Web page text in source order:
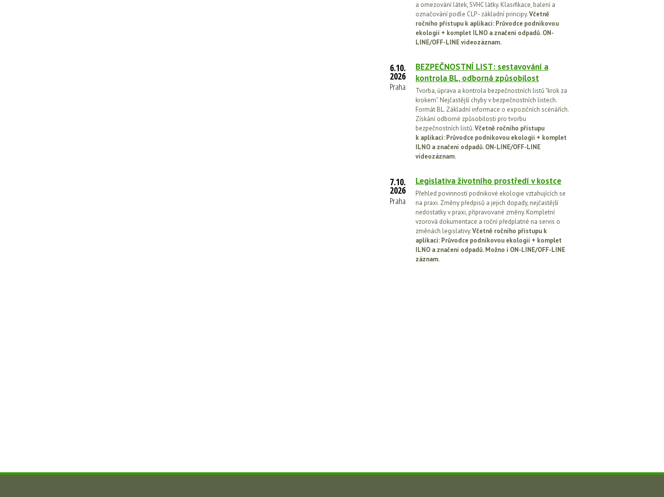
a omezování látek, SVHC látky. Klasifikace, balení a
označování podle CLP - základní principy.Včetně
ročního přístupu k aplikaci: Průvodce podnikovou
ekologií + komplet ILNO a značení odpadů. ON-
LINE/OFF-LINE videozáznam.
6.10.
2026
Praha
BEZPEČNOSTNÍ LIST: sestavování a
kontrola BL, odborná způsobilost
Tvorba, úprava a kontrola bezpečnostních listů "krok za
krokem". Nejčastější chyby v bezpečnostních listech.
Formát BL. Základní informace o expozičních scénářích.
Získání odborné způsobilosti pro tvorbu
bezpečnostních listů.Včetně ročního přístupu
k aplikaci: Průvodce podnikovou ekologií + komplet
ILNO a značení odpadů. ON-LINE/OFF-LINE
videozáznam.
7.10.
2026
Praha
Legislativa životního prostředí v kostce
Přehled povinností podnikové ekologie vztahujících se
na praxi. Změny předpisů a jejich dopady, nejčastější
nedostatky v praxi, připravované změny. Kompletní
vzorová dokumentace a roční předplatné na servis o
změnách legislativy.Včetně ročního přístupu k
aplikaci: Průvodce podnikovou ekologií + komplet
ILNO a značení odpadů. Možno i ON-LINE/OFF-LINE
záznam.